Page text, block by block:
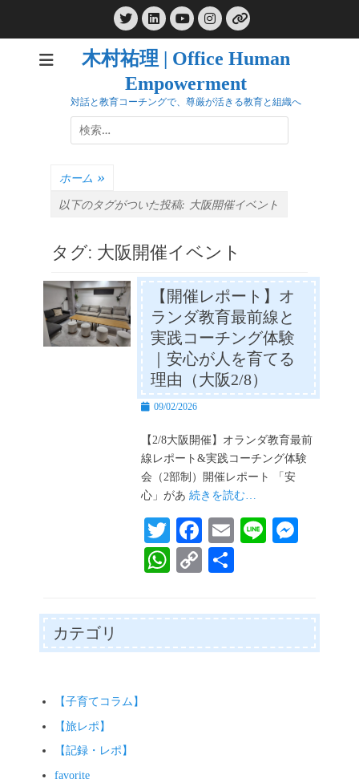
TwitterLinkedIn
YouTube
Instagram
リ
ン
ク
木村祐理 | Office Human
Empowerment
対話と教育コーチングで、尊厳が活きる教育と組織へ
検
索:
ホーム »
以下のタグがついた投稿: 大阪開催イベント
タグ: 大阪開催イベント
【開催レポート】オ
ランダ教育最前線と
実践コーチング体験
｜安心が人を育てる
理由（大阪2/8）
投
日
09/02/2026
【2/8大阪開催】オランダ教育最前
線レポート&実践コーチング体験
会（2部制）開催レポート 「安
心」があ続きを読む…
T
wi
tte
r
Fa
ce
bo
ok
E
Li
ng
er
W
ts
C
y
カテゴリ
【子育てコラム】
【旅レポ】
【記録・レポ】
favorite